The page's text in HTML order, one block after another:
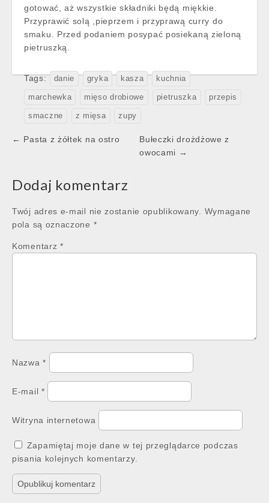
gotować, aż wszystkie składniki będą miękkie.
Przyprawić solą ,pieprzem i przyprawą curry do
smaku. Przed podaniem posypać posiekaną zieloną
pietruszką.
Tags: danie gryka kasza kuchnia
marchewka mięso drobiowe pietruszka przepis
smaczne z mięsa zupy
Post
← Pasta z żółtek na ostro
Bułeczki drożdżowe z
owocami →
Dodaj komentarz
Twój adres e-mail nie zostanie opublikowany.
Wymagane
pola są oznaczone *
Komentarz *
Nazwa*
E-mail *
Witryna internetowa
Zapamiętaj moje dane w tej przeglądarce podczas
pisania kolejnych komentarzy.